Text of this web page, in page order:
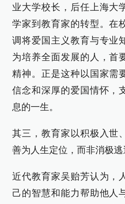
业大学校长，后任上海大
学家到教育家的转型。在
调将爱国主义教育与专业
为培养全面发展的人，首
精神。正是这种以国家需
信念和深厚的爱国情怀，
息的一生。
其三，教育家以积极入世
善为人生定位，而非消极逃
近代教育家吴贻芳认为，
己的智慧和能力帮助他人